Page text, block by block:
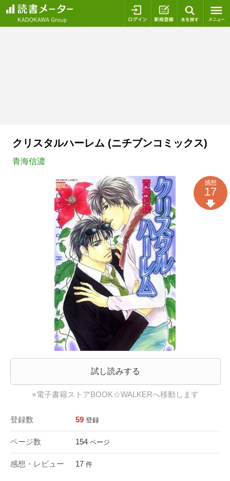
ログイン 新規登録
クリスタルハーレム (ニチブンコミックス)
青海信濃
試し読みする
※電子書籍ストアBOOK☆WALKERへ移動します
登録数 59 登録
ページ数 154 ページ
感想・レビュー 17 件
感想
17